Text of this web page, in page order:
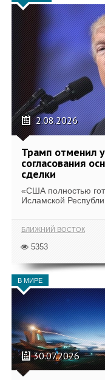
2.08.2026
Трамп отменил
согласования
сделки
«США полностью
Исламской
БЛИЖНИЙ ВОСТОК
5353
В МИРЕ
30.07.2026